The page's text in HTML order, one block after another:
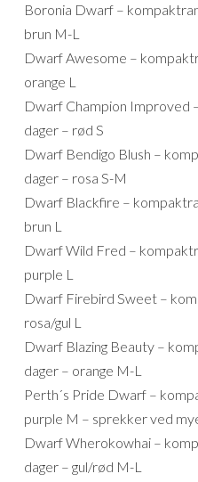
Boronia Dwarf –
brun M-L
Dwarf Awesome –
orange L
Dwarf Champion Improved
dager – rød S
Dwarf Bendigo Blush –
dager – rosa S-M
Dwarf Blackfire –
brun L
Dwarf Wild Fred –
purple L
Dwarf Firebird Sweet –
rosa/gul L
Dwarf Blazing Beauty –
dager – orange M-L
Perth´s Pride Dwarf –
purple M – sprekker ved
Dwarf Wherokowhai –
dager – gul/rød M-L